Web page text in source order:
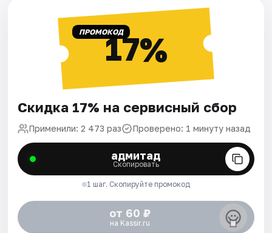
ПРОМОКОД17%
Скидка 17% на сервисный сбор
Применили: 2 473 раз Проверено: 1 минуту назад
адмитад
Скопировать
1 шаг. Скопируйте промокод
от 60 ₽
на Kassir.ru